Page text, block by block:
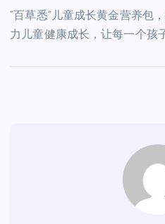
“百草悉”儿童成长黄金营养包
力儿童健康成长，让每一个孩